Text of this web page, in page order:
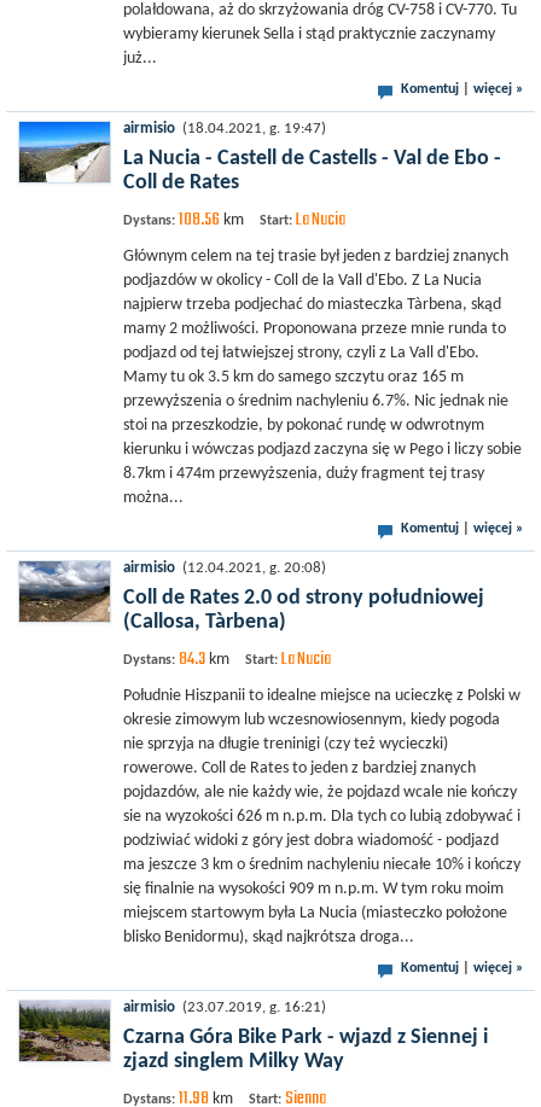
polałdowana, aż do skrzyżowania dróg CV-758 i CV-770. Tu
wybieramy kierunek Sella i stąd praktycznie zaczynamy
już...
Komentuj więcej »
airmisio (18.04.2021, g. 19:47)
La Nucia - Castell de Castells - Val de Ebo -
Coll de Rates
Dystans: 108.56 km Start: La Nucia
Głównym celem na tej trasie był jeden z bardziej znanych
podjazdów w okolicy - Coll de la Vall d'Ebo. Z La Nucia
najpierw trzeba podjechać do miasteczka Tàrbena, skąd
mamy 2 możliwości. Proponowana przeze mnie runda to
podjazd od tej łatwiejszej strony, czyli z La Vall d'Ebo.
Mamy tu ok 3.5 km do samego szczytu oraz 165 m
przewyższenia o średnim nachyleniu 6.7%. Nic jednak nie
stoi na przeszkodzie, by pokonać rundę w odwrotnym
kierunku i wówczas podjazd zaczyna się w Pego i liczy sobie
8.7km i 474m przewyższenia, duży fragment tej trasy
można...
Komentuj więcej »
airmisio (12.04.2021, g. 20:08)
Coll de Rates 2.0 od strony południowej
(Callosa, Tàrbena)
Dystans: 84.3 km Start: La Nucia
Południe Hiszpanii to idealne miejsce na ucieczkę z Polski w
okresie zimowym lub wczesnowiosennym, kiedy pogoda
nie sprzyja na długie treninigi (czy też wycieczki)
rowerowe. Coll de Rates to jeden z bardziej znanych
pojdazdów, ale nie każdy wie, że pojdazd wcale nie kończy
sie na wyzokości 626 m n.p.m. Dla tych co lubią zdobywać i
podziwiać widoki z góry jest dobra wiadomość - podjazd
ma jeszcze 3 km o średnim nachyleniu niecałe 10% i kończy
się finalnie na wysokości 909 m n.p.m. W tym roku moim
miejscem startowym była La Nucia (miasteczko położone
blisko Benidormu), skąd najkrótsza droga...
Komentuj więcej »
airmisio (23.07.2019, g. 16:21)
Czarna Góra Bike Park - wjazd z Siennej i
zjazd singlem Milky Way
Dystans: 11.98 km Start: Sienna